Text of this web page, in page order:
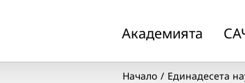
Академията
Начало Единадесета